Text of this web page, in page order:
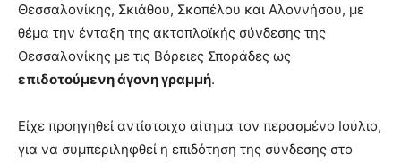
Θεσσαλονίκης, Σκιάθου, Σκοπέλου και Αλοννήσου, με
θέμα την ένταξη της ακτοπλοϊκής σύνδεσης της
Θεσσαλονίκης με τις Βόρειες Σποράδες ως
επιδοτούμενη άγονη γραμμή.
Είχε προηγηθεί αντίστοιχο αίτημα τον περασμένο Ιούλιο,
για να συμπεριληφθεί η επιδότηση της σύνδεσης στο